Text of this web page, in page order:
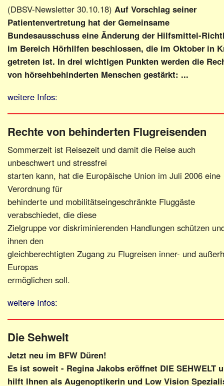
(DBSV-Newsletter 30.10.18) Auf Vorschlag seiner
Patientenvertretung hat der Gemeinsame
Bundesausschuss eine Änderung der Hilfsmittel-
im Bereich Hörhilfen beschlossen, die im Oktober in
getreten ist. In drei wichtigen Punkten werden die
von hörsehbehinderten Menschen gestärkt: ...
weitere Infos:
Rechte von behinderten Flugreisenden
Sommerzeit ist Reisezeit und damit die Reise auch
unbeschwert und stressfrei
starten kann, hat die Europäische Union im Juli 2006 eine
Verordnung für
behinderte und mobilitätseingeschränkte Fluggäste
verabschiedet, die diese
Zielgruppe vor diskriminierenden Handlungen schützen
ihnen den
gleichberechtigten Zugang zu Flugreisen inner- und
Europas
ermöglichen soll.
weitere Infos:
Die Sehwelt
Jetzt neu im BFW Düren!
Es ist soweit - Regina Jakobs eröffnet DIE SEHWELT
hilft Ihnen als Augenoptikerin und Low Vision